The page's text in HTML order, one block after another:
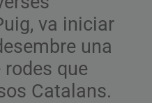
va iniciar
una
que
Catalans.